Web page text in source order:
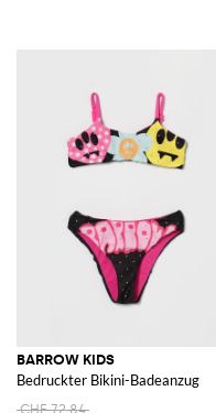
BARROW KIDS
Bedruckter Bikini-Badeanzug
CHF 72.84